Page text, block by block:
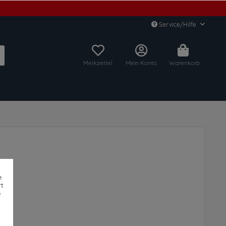
Service/Hilfe
Merkzettel Mein Konto Warenkorb